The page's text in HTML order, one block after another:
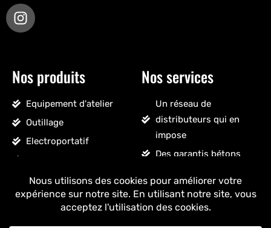
Nos produits
Equipement d'atelier
Outillage
Electroportatif
Accessoires véhicules
Nettoyage, droguerie
Voir tous les produits
Nos services
Un réseau de
distributeurs qui en
impose
Des garantis bétons
Un stock massif
Un ancrage français